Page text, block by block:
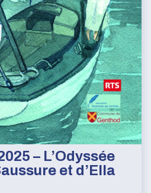
– L’Odyssée
et d’Ella